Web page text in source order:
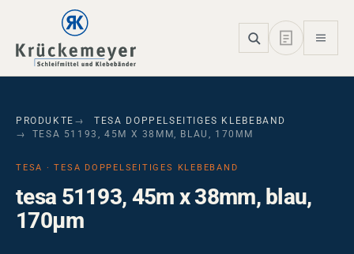
Skip to main navigation
Skip to main content
Skip to page footer
PRODUKTE
TESA DOPPELSEITIGES KLEBEBAND
TESA 51193, 45M X 38MM, BLAU, 170ΜM
TESA · TESA DOPPELSEITIGES KLEBEBAND
tesa 51193, 45m x 38mm, blau,
170µm